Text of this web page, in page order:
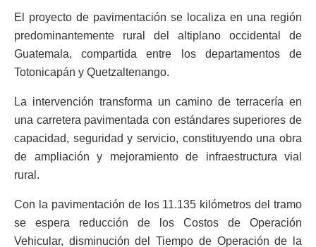
El proyecto de pavimentación se localiza en una región
predominantemente rural del altiplano occidental de
Guatemala, compartida entre los departamentos de
Totonicapán y Quetzaltenango.
La intervención transforma un camino de terracería en
una carretera pavimentada con estándares superiores de
capacidad, seguridad y servicio, constituyendo una obra
de ampliación y mejoramiento de infraestructura vial
rural.
Con la pavimentación de los 11.135 kilómetros del tramo
se espera reducción de los Costos de Operación
Vehicular, disminución del Tiempo de Operación de la